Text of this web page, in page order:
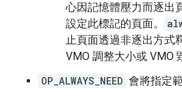
心因記憶體壓力而逐出
設定此標記的頁面。
止頁面透過非逐出方式
VMO 調整大小或 VMO
OP_ALWAYS_NEED 會將指定